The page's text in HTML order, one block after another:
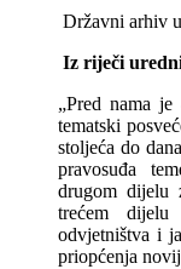
Državni arhiv
Iz riječi
„Pred nama
tematski
stoljeća do
pravosuđa
drugom dijelu
trećem dijelu
odvjetništva i
priopćenja